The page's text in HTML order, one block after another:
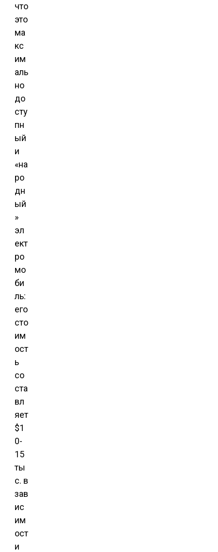
что
это
ма
кс
им
аль
но
до
сту
пн
ый
и
«на
ро
дн
ый
»
эл
ект
ро
мо
би
ль:
его
сто
им
ост
ь
со
ста
вл
яет
$1
0-
15
ты
с. в
зав
ис
им
ост
и